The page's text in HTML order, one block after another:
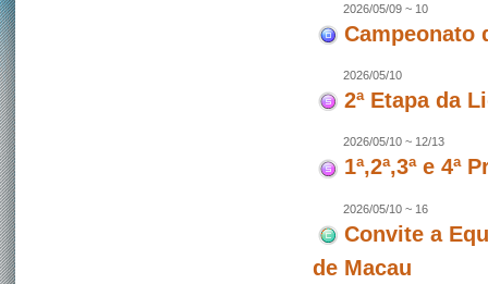
2026/05/09 ~ 10
Campeonato
2026/05/10
2ª Etapa da
2026/05/10 ~ 12/13
1ª,2ª,3ª e 4ª
2026/05/10 ~ 16
Convite a
de Macau